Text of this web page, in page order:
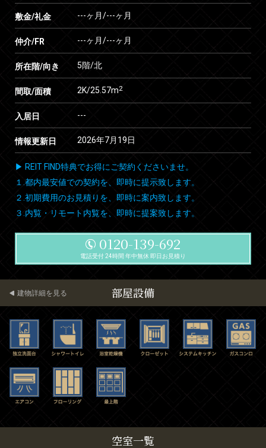
敷金/礼金 ---ヶ月/---ヶ月
仲介/FR ---ヶ月/---ヶ月
所在階/向き 5階/北
間取/面積 2K/25.57m2
入居日 ---
情報更新日 2026年7月19日
▶ REIT FIND特典でお得にご契約くださいませ。
１.都内最安値での契約を、即時に提示致します。
２.初期費用のお見積りを、即時に案内致します。
３.内覧・リモート内覧を、即時に提案致します。
0120-139-692
電話受付 24時間 年中無休 即日お見積り
部屋設備
建物詳細を見る
空室一覧